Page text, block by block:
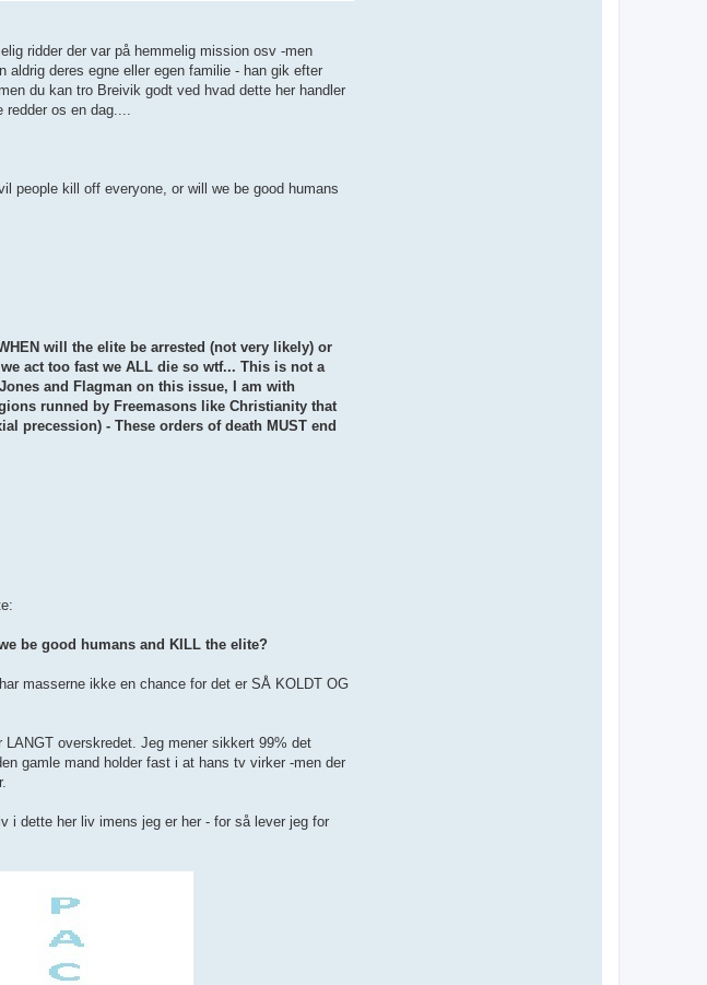
ridder der var på hemmelig mission osv -men
deres egne eller egen familie - han gik efter
du kan tro Breivik godt ved hvad dette her handler
os en dag....
people kill off everyone, or will we be good humans
will the elite be arrested (not very likely) or
act too fast we ALL die so wtf... This is not a
and Flagman on this issue, I am with
runned by Freemasons like Christianity that
precession) - These orders of death MUST end
be good humans and KILL the elite?
masserne ikke en chance for det er SÅ KOLDT OG
overskredet. Jeg mener sikkert 99% det
gamle mand holder fast i at hans tv virker -men der
i dette her liv imens jeg er her - for så lever jeg for